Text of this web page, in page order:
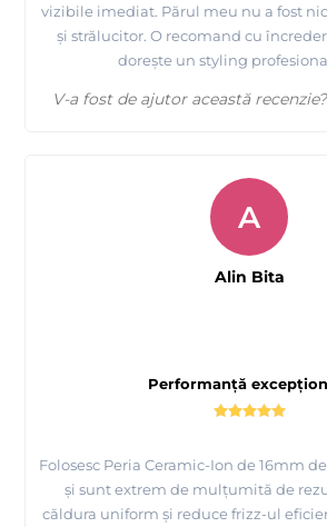
vizibile imediat. Părul meu nu a fost
și strălucitor. O recomand cu
dorește un styling
V-a fost de ajutor această recenzie?
Performanță
Folosesc Peria Ceramic-Ion de 16mm
și sunt extrem de mulțumită de
căldura uniform și reduce frizz-ul
A
Alin Bita